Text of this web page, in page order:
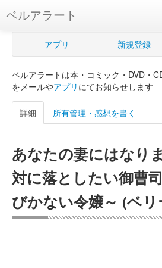
ベルアラート
ベルアラートとは
新規登録
ログイン
購入管理
Myシェルフ
プレミアム
アプリ 新規登録
ベルアラートは本・コミック・DVD・
をメールやアプリ にてお知らせします
詳細 所有管理・感想を書く
あなたの妻にはなり
対に落としたい御曹
びかない令嬢～ (ベ